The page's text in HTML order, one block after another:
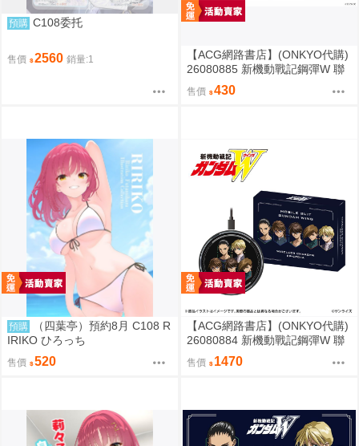
預購 C108委托
售價 2560 銷量:1
【ACG網路書店】(ONKYO代購)
26080885 新機動戰記鋼彈W 聯
名耳機 收納包
售價 430
預購
（四葉亭）預約8月 C108 R
IRIKO ひろっち
售價 520
【ACG網路書店】(ONKYO代購)
26080884 新機動戰記鋼彈W 聯
名耳機 專屬充電器
售價 1470